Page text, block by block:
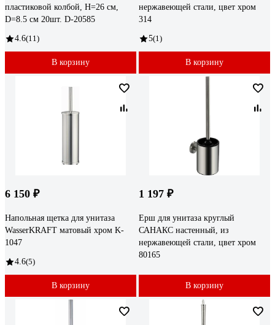
пластиковой колбой, H=26 см,
D=8.5 см 20шт. D-20585
4.6(11)
В корзину
нержавеющей стали, цвет хром
314
5(1)
В корзину
6 150 ₽
Напольная щетка для унитаза
WasserKRAFT матовый хром K-
1047
4.6(5)
В корзину
1 197 ₽
Ерш для унитаза круглый
САНАКС настенный, из
нержавеющей стали, цвет хром
80165
В корзину